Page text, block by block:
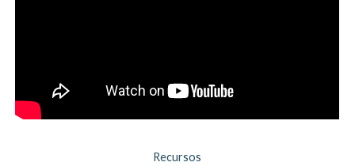
Recursos